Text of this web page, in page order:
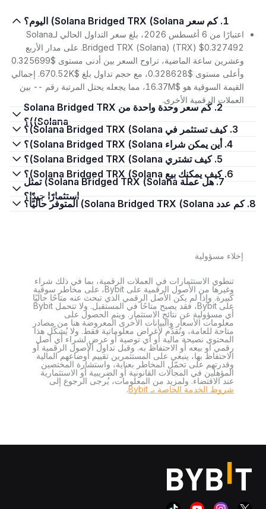
1. كم سعر Solana Bridged TRX (Solana) اليوم؟
اعتبارًا من 6 أغسطس 2026، بلغ سعر التداول الحالي لـSolana
Bridged TRX (Solana) (TRX) $0.327492. على مدار الأربع
وعشرين ساعة الماضية، تراوح السعر بين أدنى مستوى $0.325699
وأعلى مستوى $0.328628، مع حجم تداول بلغ $670.52K. إجمالي
القيمة السوقية هو $16.37M، مما يجعله يحتل المرتبة رقم -- بين
العملات الرقمية الأخرى.
2. كم سعر وحدة واحدة من Solana Bridged TRX
(Solana)؟
3. كيف تستثمر في Solana Bridged TRX (Solana)؟
4. أين يمكن شراء Solana Bridged TRX (Solana)؟
5. كيف تشتري Solana Bridged TRX (Solana)؟
6. كيف يمكنك بيع Solana Bridged TRX (Solana)؟
7. هل عملة Solana Bridged TRX (Solana) تمثل
استثمارًا جيدًا؟
8. كم عدد Solana Bridged TRX (Solana) المتوفر حاليًا؟
إخلاء مسؤولية
تنطوي الاستثمارات في العملات الرقمية، بما في ذلك شراء
وغيرها من الأصول الرقمية على Bybit، على مخاطر سوقية
كبيرة. وإذا لم يكن الأصل الرقمي الذي تبحث عنه متاحًا حاليًا
على Bybit، فقد يصبح متاحًا في المستقبل. ولا تتحمل Bybit
أي مسؤولية عن نتائج الاستثمار. ويتم الحصول على
معلومات الأسعار والبيانات الأخرى المعروضة هنا من مصادر
متاحة للعامة، وتُقدَّم لأغراض معلوماتية فقط. ولا يُشكّل هذا
المحتوى نصيحة مالية أو أي توصية أو عرض لشراء أي أصل
رقمي أو بيعه أو الاحتفاظ به. وقبل تداول الأصول الرقمية أو
الاحتفاظ بها، ينبغي على المستثمرين تقييم أوضاعهم المالية
وقدرتهم على تحمّل المخاطر بعناية، واستشارة المختصين
المؤهلين في المجالات القانونية أو الضريبية أو الاستثمارية
عند الاقتضاء. ولمزيد من المعلومات، يُرجى الرجوع إلى
شروط الخدمة الخاصة بـ Bybit
.